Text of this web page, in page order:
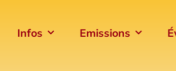
Infos Emissions